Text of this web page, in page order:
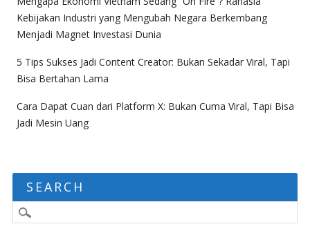
Kebijakan Industri yang Mengubah Negara Berkembang
Menjadi Magnet Investasi Dunia
5 Tips Sukses Jadi Content Creator: Bukan Sekadar Viral, Tapi
Bisa Bertahan Lama
Cara Dapat Cuan dari Platform X: Bukan Cuma Viral, Tapi Bisa
Jadi Mesin Uang
SEARCH